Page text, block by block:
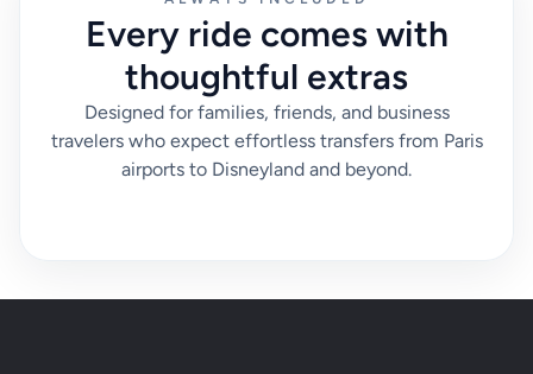
Every ride comes with
thoughtful extras
Designed for families, friends, and business
travelers who expect effortless transfers from Paris
airports to Disneyland and beyond.